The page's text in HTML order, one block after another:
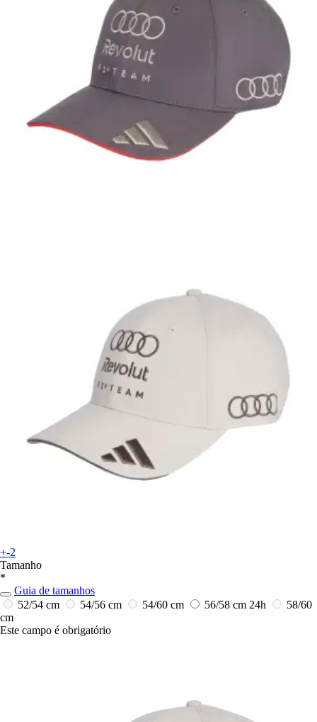
+-2
Tamanho
*
Guia de tamanhos
52/54 cm
54/56 cm 54/60 cm 56/58 cm 24h
58/60
cm
Este campo é obrigatório